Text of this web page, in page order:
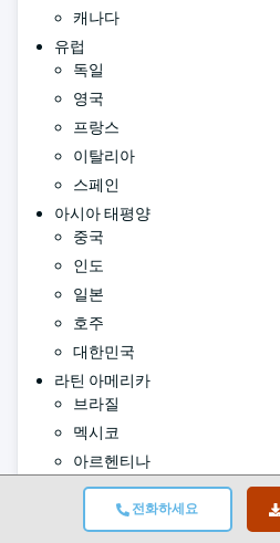
전화하세요
캐나다
유럽
독일
영국
프랑스
이탈리아
스페인
아시아 태평양
중국
인도
일본
호주
대한민국
라틴 아메리카
브라질
멕시코
아르헨티나
중동 및 아프리카
남아프리카 공화국